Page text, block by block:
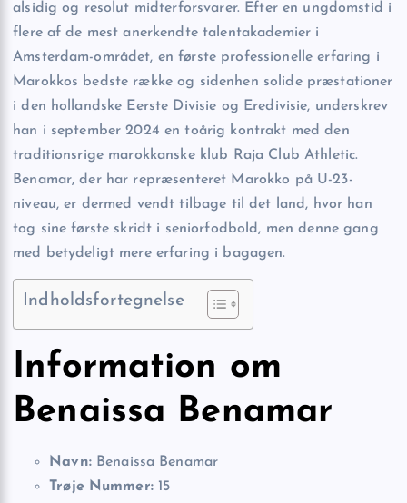
alsidig og resolut midterforsvarer. Efter en ungdomstid i
flere af de mest anerkendte talentakademier i
Amsterdam-området, en første professionelle erfaring i
Marokkos bedste række og sidenhen solide præstationer
i den hollandske Eerste Divisie og Eredivisie, underskrev
han i september 2024 en toårig kontrakt med den
traditionsrige marokkanske klub Raja Club Athletic.
Benamar, der har repræsenteret Marokko på U-23-
niveau, er dermed vendt tilbage til det land, hvor han
tog sine første skridt i seniorfodbold, men denne gang
med betydeligt mere erfaring i bagagen.
Indholdsfortegnelse
Information om
Benaissa Benamar
Navn:Benaissa Benamar
Trøje Nummer:15